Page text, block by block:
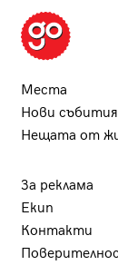
Места
Нови събития
Нещата от
За реклама
Екип
Контакти